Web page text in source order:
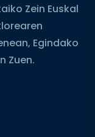
Zein Euskal
Egindako
Zuen.